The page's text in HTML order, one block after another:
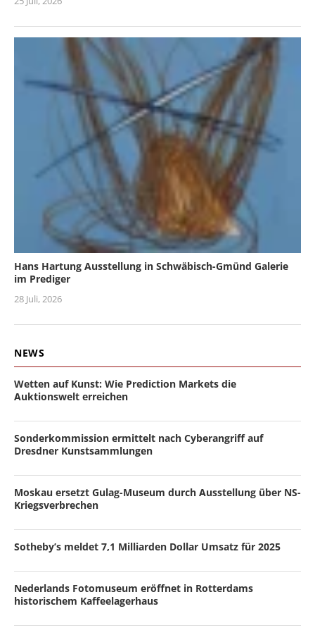
Hans Hartung Ausstellung in Schwäbisch-Gmünd Galerie
im Prediger
28 Juli, 2026
NEWS
Wetten auf Kunst: Wie Prediction Markets die
Auktionswelt erreichen
Sonderkommission ermittelt nach Cyberangriff auf
Dresdner Kunstsammlungen
Moskau ersetzt Gulag-Museum durch Ausstellung über NS-
Kriegsverbrechen
Sotheby’s meldet 7,1 Milliarden Dollar Umsatz für 2025
Nederlands Fotomuseum eröffnet in Rotterdams
historischem Kaffeelagerhaus